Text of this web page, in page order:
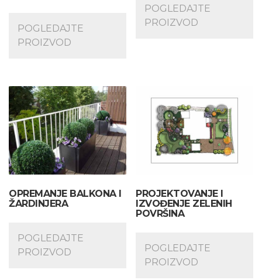
POGLEDAJTE
PROIZVOD
POGLEDAJTE
PROIZVOD
OPREMANJE BALKONA I
ŽARDINJERA
POGLEDAJTE
PROIZVOD
PROJEKTOVANJE I
IZVOĐENJE ZELENIH
POVRŠINA
POGLEDAJTE
PROIZVOD